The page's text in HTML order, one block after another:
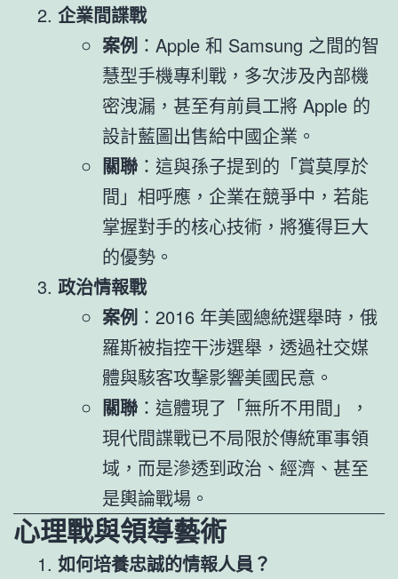
企業間諜戰
案例 ：Apple 和 Samsung 之間的智
慧型手機專利戰，多次涉及內部機
密洩漏，甚至有前員工將 Apple 的
設計藍圖出售給中國企業。
關聯 ：這與孫子提到的「賞莫厚於
間」相呼應，企業在競爭中，若能
掌握對手的核心技術，將獲得巨大
的優勢。
政治情報戰
案例 ：2016 年美國總統選舉時，俄
羅斯被指控干涉選舉，透過社交媒
體與駭客攻擊影響美國民意。
關聯 ：這體現了「無所不用間」，
現代間諜戰已不局限於傳統軍事領
域，而是滲透到政治、經濟、甚至
是輿論戰場。
心理戰與領導藝術
如何培養忠誠的情報人員？